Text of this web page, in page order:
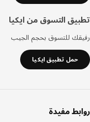
التسوق من ايكيا
للتسوق بحجم الجيب
حمل تطبيق ايكيا
مفيدة